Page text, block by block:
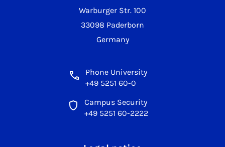
Warburger Str. 100
33098 Paderborn
Germany
Phone University
+49 5251 60-0
Campus Security
+49 5251 60-2222